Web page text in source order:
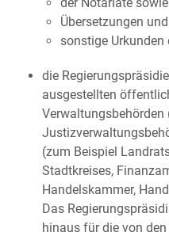
Übersetzungen und
sonstige
die
ausgestellten
Verwaltungsbehörden
(zum Beispiel
Stadtkreises,
Handelskammer,
Das
hinaus für die von